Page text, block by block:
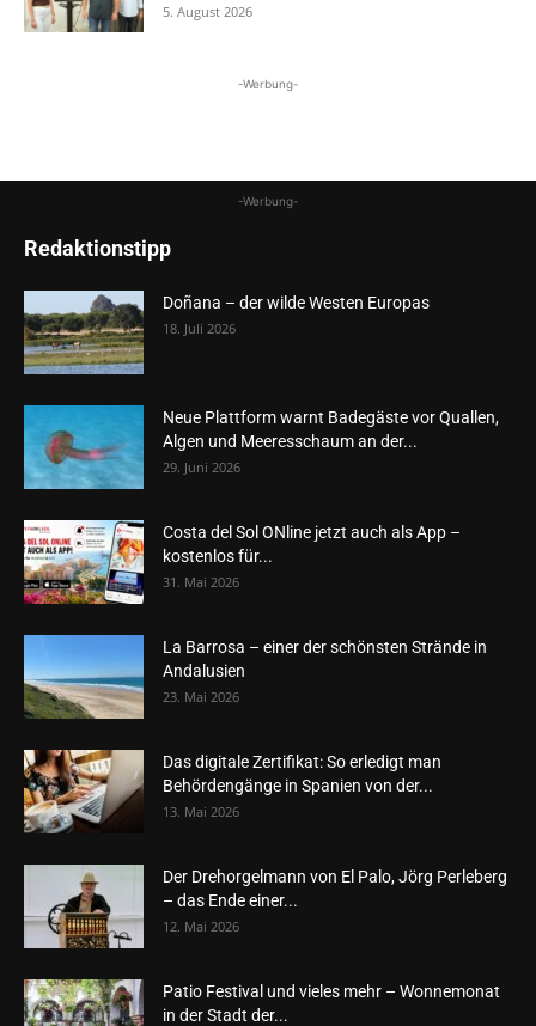
5. August 2026
-Werbung-
-Werbung-
Redaktionstipp
Doñana – der wilde Westen Europas
18. Juli 2026
Neue Plattform warnt Badegäste vor Quallen,
Algen und Meeresschaum an der...
29. Juni 2026
Costa del Sol ONline jetzt auch als App –
kostenlos für...
31. Mai 2026
La Barrosa – einer der schönsten Strände in
Andalusien
23. Mai 2026
Das digitale Zertifikat: So erledigt man
Behördengänge in Spanien von der...
13. Mai 2026
Der Drehorgelmann von El Palo, Jörg Perleberg
– das Ende einer...
12. Mai 2026
Patio Festival und vieles mehr – Wonnemonat
in der Stadt der...